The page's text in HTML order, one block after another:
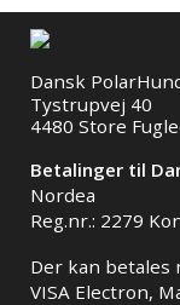
Dansk
Tystrupvej 40
4480 Store
Betalinger til
Nordea
Reg.nr.: 2279
Der kan betales
VISA Electron,